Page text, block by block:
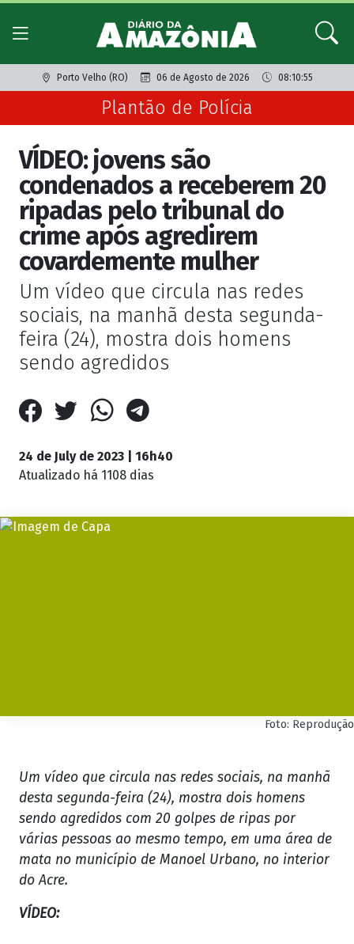
Porto Velho (RO) 06 de Agosto de 2026 08:10:55
Plantão de Polícia
VÍDEO: jovens são
condenados a receberem 20
ripadas pelo tribunal do
crime após agredirem
covardemente mulher
Um vídeo que circula nas redes
sociais, na manhã desta segunda-
feira (24), mostra dois homens
sendo agredidos
24 de July de 2023 | 16h40
Atualizado há 1108 dias
Foto: Reprodução
Um vídeo que circula nas redes sociais, na manhã
desta segunda-feira (24), mostra dois homens
sendo agredidos com 20 golpes de ripas por
várias pessoas ao mesmo tempo, em uma área de
mata no município de Manoel Urbano, no interior
do Acre.
VÍDEO: